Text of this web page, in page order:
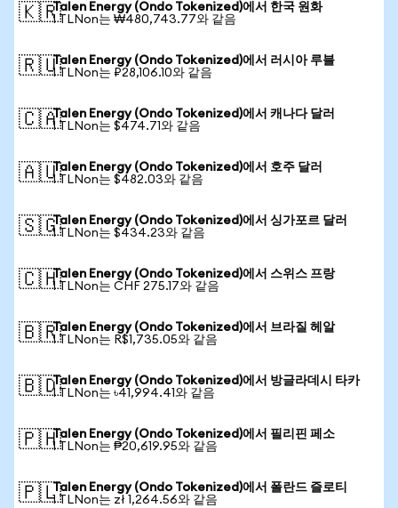
🇰🇷Talen Energy (Ondo Tokenized)에서 한국 원화
1 TLNon는 ₩480,743.77와 같음
🇷🇺Talen Energy (Ondo Tokenized)에서 러시아 루블
1 TLNon는 ₽28,106.10와 같음
🇨🇦Talen Energy (Ondo Tokenized)에서 캐나다 달러
1 TLNon는 $474.71와 같음
🇦🇺Talen Energy (Ondo Tokenized)에서 호주 달러
1 TLNon는 $482.03와 같음
🇸🇬Talen Energy (Ondo Tokenized)에서 싱가포르 달러
1 TLNon는 $434.23와 같음
🇨🇭Talen Energy (Ondo Tokenized)에서 스위스 프랑
1 TLNon는 CHF 275.17와 같음
🇧🇷Talen Energy (Ondo Tokenized)에서 브라질 헤알
1 TLNon는 R$1,735.05와 같음
🇧🇩Talen Energy (Ondo Tokenized)에서 방글라데시 타카
1 TLNon는 ৳41,994.41와 같음
🇵🇭Talen Energy (Ondo Tokenized)에서 필리핀 페소
1 TLNon는 ₱20,619.95와 같음
🇵🇱Talen Energy (Ondo Tokenized)에서 폴란드 즐로티
1 TLNon는 zł 1,264.56와 같음